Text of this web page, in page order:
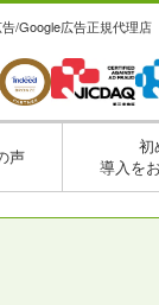
/Google広告正規代理店
声
初
導入を